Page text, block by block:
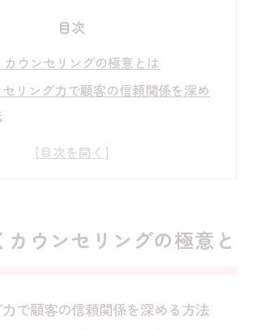
目次
ウンセリングの極意とは
セリング力で顧客の信頼関係を深め
ゼーション現場で活きるカウンセリ
トに求められるカウンセリング力
カウンセリングの極意と
で顧客の信頼関係を深める方法